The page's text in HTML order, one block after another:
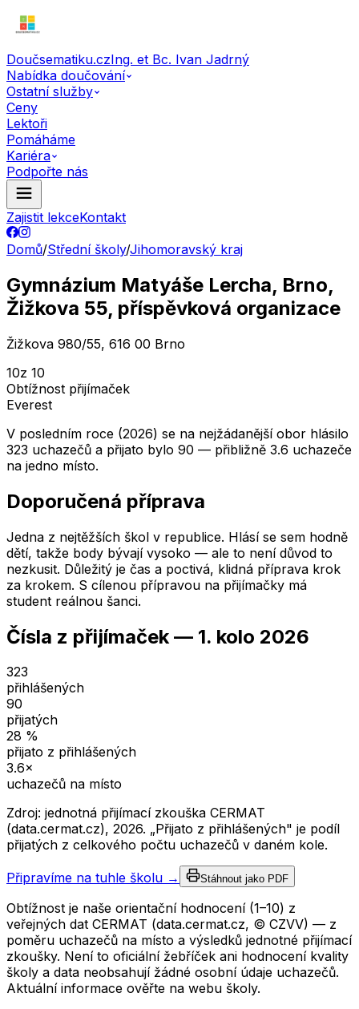
Doučsematiku.czIng. et Bc. Ivan Jadrný
Nabídka doučování
Ostatní služby
Ceny
Lektoři
Pomáháme
Kariéra
Podpořte nás
Zajistit lekceKontakt
Domů/Střední školy/Jihomoravský kraj
Gymnázium Matyáše Lercha, Brno,
Žižkova 55, příspěvková organizace
Žižkova 980/55, 616 00 Brno
10z 10
Obtížnost přijímaček
Everest
V posledním roce (2026) se na nejžádanější obor hlásilo
323 uchazečů a přijato bylo 90 — přibližně 3.6 uchazeče
na jedno místo.
Doporučená příprava
Jedna z nejtěžších škol v republice. Hlásí se sem hodně
dětí, takže body bývají vysoko — ale to není důvod to
nezkusit. Důležitý je čas a poctivá, klidná příprava krok
za krokem. S cílenou přípravou na přijímačky má
student reálnou šanci.
Čísla z přijímaček — 1. kolo 2026
323
přihlášených
90
přijatých
28 %
přijato z přihlášených
3.6×
uchazečů na místo
Zdroj: jednotná přijímací zkouška CERMAT
(data.cermat.cz), 2026. „Přijato z přihlášených" je podíl
přijatých z celkového počtu uchazečů v daném kole.
Připravíme na tuhle školu → Stáhnout jako PDF
Obtížnost je naše orientační hodnocení (1–10) z
veřejných dat CERMAT (data.cermat.cz, © CZVV) — z
poměru uchazečů na místo a výsledků jednotné přijímací
zkoušky. Není to oficiální žebříček ani hodnocení kvality
školy a data neobsahují žádné osobní údaje uchazečů.
Aktuální informace ověřte na webu školy.